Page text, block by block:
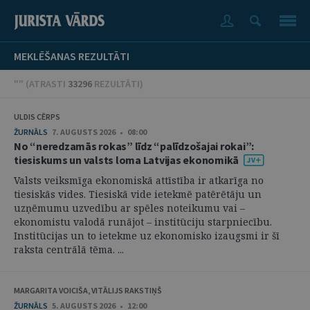
MEKLĒŠANAS REZULTĀTI
"" (ATRASTI 33296 REZULTĀTI)
ULDIS CĒRPS
ŽURNĀLS 7. AUGUSTS 2026 • 08:00
No “neredzamās rokas” līdz “palīdzošajai rokai”:
tiesiskums un valsts loma Latvijas ekonomikā
Valsts veiksmīga ekonomiskā attīstība ir atkarīga no
tiesiskās vides. Tiesiskā vide ietekmē patērētāju un
uzņēmumu uzvedību ar spēles noteikumu vai –
ekonomistu valodā runājot – institūciju starpniecību.
Institūcijas un to ietekme uz ekonomisko izaugsmi ir šī
raksta centrālā tēma. ...
MARGARITA VOICIŠA, VITĀLIJS RAKSTIŅŠ
ŽURNĀLS 5. AUGUSTS 2026 • 12:00